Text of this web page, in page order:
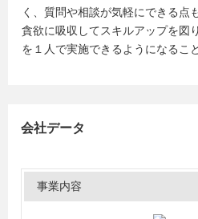
く、質問や相談が気軽にできる点
貪欲に吸収してスキルアップを図
を１人で実施できるようになるこ
会社データ
事業内容